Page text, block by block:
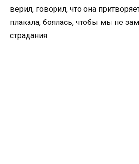
верил, говорил, что она
плакала, боялась, чтобы мы не
страдания.